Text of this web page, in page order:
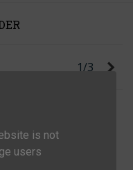
is not
users
1/3
2x und 4x